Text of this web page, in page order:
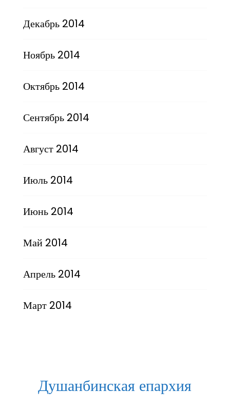
Декабрь 2014
Ноябрь 2014
Октябрь 2014
Сентябрь 2014
Август 2014
Июль 2014
Июнь 2014
Май 2014
Апрель 2014
Март 2014
Душанбинская епархия